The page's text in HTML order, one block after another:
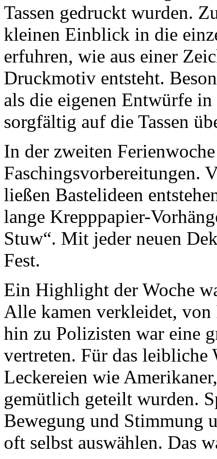
Tassen gedruckt wurden.
kleinen Einblick in die
erfuhren, wie aus einer
Druckmotiv entsteht.
als die eigenen Entwürfe
sorgfältig auf die Tassen
In der zweiten
Faschingsvorbereitungen.
ließen Bastelideen
lange Krepppapier-
Stuw“. Mit jeder neuen
Fest.
Ein Highlight der Woche
Alle kamen verkleidet, von
hin zu Polizisten war eine
vertreten. Für das leibliche
Leckereien wie
gemütlich geteilt wurden.
Bewegung und Stimmung
oft selbst auswählen. Das